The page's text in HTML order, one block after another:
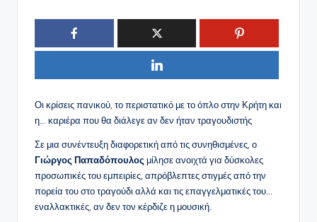
Οι κρίσεις πανικού, το περιστατικό με το όπλο στην Κρήτη και
η… καριέρα που θα διάλεγε αν δεν ήταν τραγουδιστής
Σε μια συνέντευξη διαφορετική από τις συνηθισμένες, ο
Γιώργος Παπαδόπουλος μίλησε ανοιχτά για δύσκολες
προσωπικές του εμπειρίες, απρόβλεπτες στιγμές από την
πορεία του στο τραγούδι αλλά και τις επαγγελματικές του…
εναλλακτικές, αν δεν τον κέρδιζε η μουσική.